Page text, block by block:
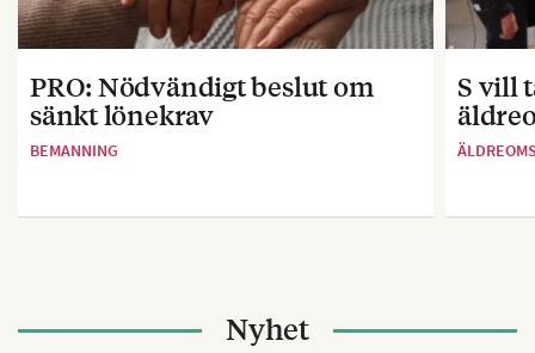
PRO: Nödvändigt beslut om
sänkt lönekrav
BEMANNING
S vill
Nyhet